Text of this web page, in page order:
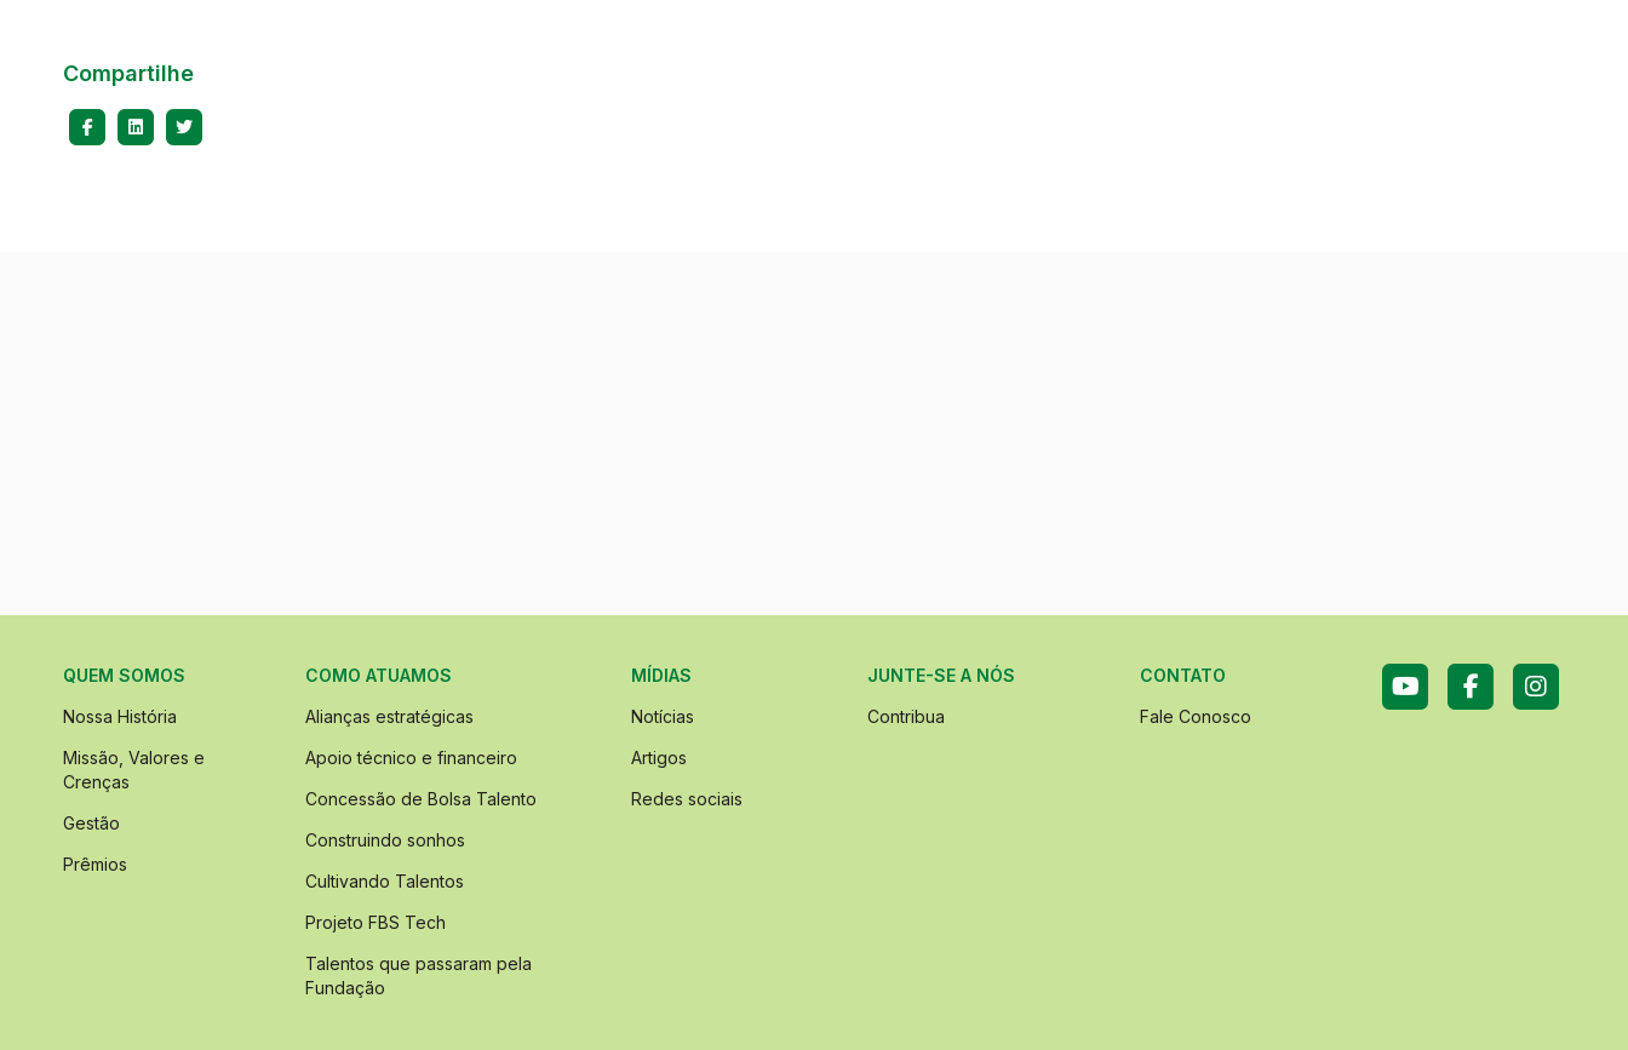
Compartilhe
QUEM SOMOS
Nossa História
Missão, Valores e
Crenças
Gestão
Prêmios
COMO ATUAMOS
Alianças estratégicas
Apoio técnico e financeiro
Concessão de Bolsa Talento
Construindo sonhos
Cultivando Talentos
Projeto FBS Tech
Talentos que passaram pela
Fundação
MÍDIAS
Notícias
Artigos
Redes sociais
JUNTE-SE A NÓS
Contribua
CONTATO
Fale Conosco